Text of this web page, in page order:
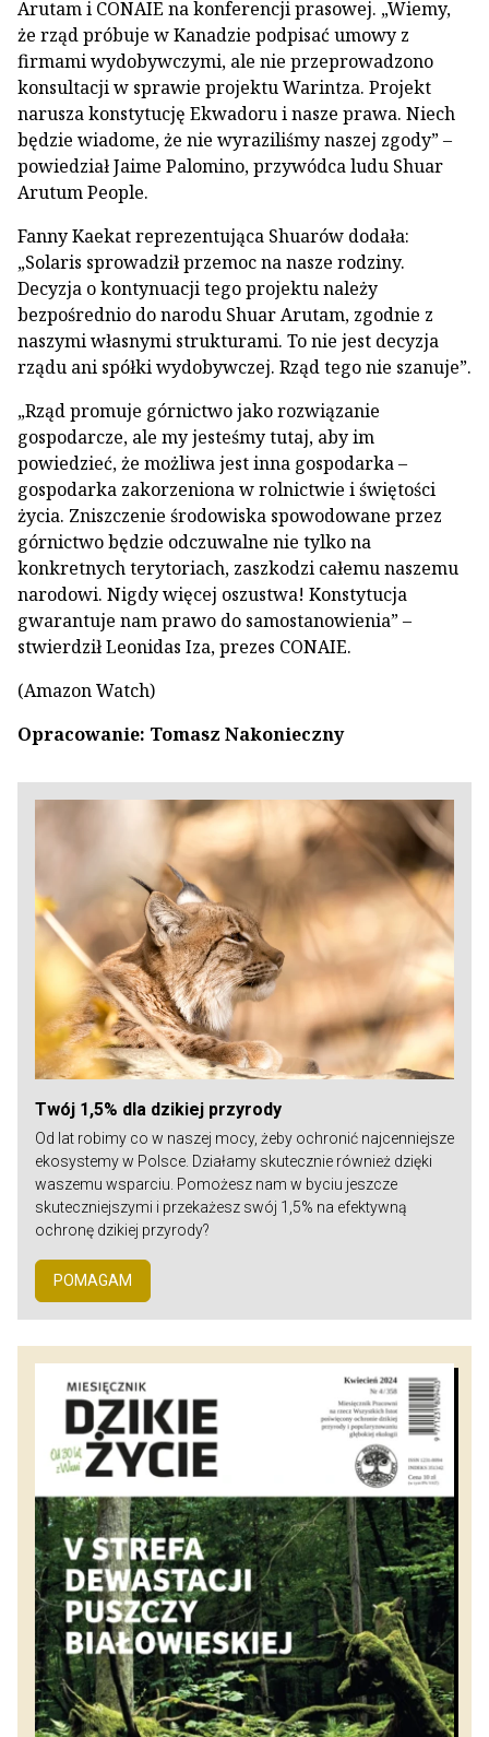
Arutam i CONAIE na konferencji prasowej. „Wiemy,
że rząd próbuje w Kanadzie podpisać umowy z
firmami wydobywczymi, ale nie przeprowadzono
konsultacji w sprawie projektu Warintza. Projekt
narusza konstytucję Ekwadoru i nasze prawa. Niech
będzie wiadome, że nie wyraziliśmy naszej zgody” –
powiedział Jaime Palomino, przywódca ludu Shuar
Arutum People.
Fanny Kaekat reprezentująca Shuarów dodała:
„Solaris sprowadził przemoc na nasze rodziny.
Decyzja o kontynuacji tego projektu należy
bezpośrednio do narodu Shuar Arutam, zgodnie z
naszymi własnymi strukturami. To nie jest decyzja
rządu ani spółki wydobywczej. Rząd tego nie szanuje”.
„Rząd promuje górnictwo jako rozwiązanie
gospodarcze, ale my jesteśmy tutaj, aby im
powiedzieć, że możliwa jest inna gospodarka –
gospodarka zakorzeniona w rolnictwie i świętości
życia. Zniszczenie środowiska spowodowane przez
górnictwo będzie odczuwalne nie tylko na
konkretnych terytoriach, zaszkodzi całemu naszemu
narodowi. Nigdy więcej oszustwa! Konstytucja
gwarantuje nam prawo do samostanowienia” –
stwierdził Leonidas Iza, prezes CONAIE.
(Amazon Watch)
Opracowanie: Tomasz Nakonieczny
Twój 1,5% dla dzikiej przyrody
Od lat robimy co w naszej mocy, żeby ochronić najcenniejsze
ekosystemy w Polsce. Działamy skutecznie również dzięki
waszemu wsparciu. Pomożesz nam w byciu jeszcze
skuteczniejszymi i przekażesz swój 1,5% na efektywną
ochronę dzikiej przyrody?
POMAGAM